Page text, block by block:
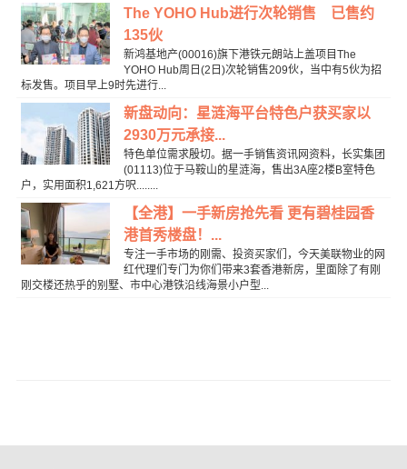
The YOHO Hub进行次轮销售 已售约
135伙
新鸿基地产(00016)旗下港铁元朗站上盖项目The
YOHO Hub周日(2日)次轮销售209伙，当中有5伙为招
标发售。项目早上9时先进行...
新盘动向：星涟海平台特色户获买家以
2930万元承接...
特色单位需求殷切。据一手销售资讯网资料，长实集团
(01113)位于马鞍山的星涟海，售出3A座2楼B室特色
户，实用面积1,621方呎........
【全港】一手新房抢先看 更有碧桂园香
港首秀楼盘！...
专注一手市场的刚需、投资买家们，今天美联物业的网
红代理们专门为你们带来3套香港新房，里面除了有刚
刚交楼还热乎的别墅、市中心港铁沿线海景小户型...